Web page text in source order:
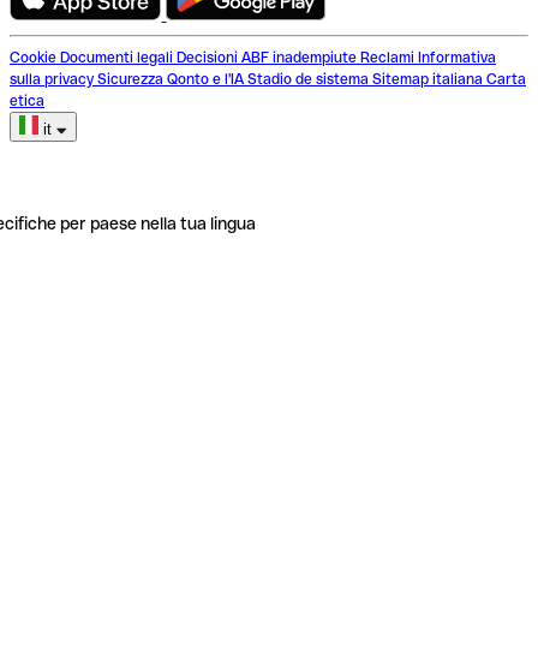
Cookie Documenti legali Decisioni ABF inadempiute Reclami Informativa
sulla privacy Sicurezza Qonto e l'IA Stadio de sistema Sitemap italiana Carta
etica
it
per paese nella tua lingua